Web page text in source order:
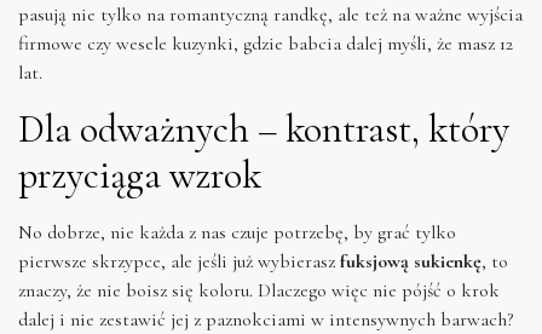
pasują nie tylko na romantyczną randkę, ale też na ważne wyjścia
firmowe czy wesele kuzynki, gdzie babcia dalej myśli, że masz 12
lat.
Dla odważnych – kontrast, który
przyciąga wzrok
No dobrze, nie każda z nas czuje potrzebę, by grać tylko
pierwsze skrzypce, ale jeśli już wybierasz fuksjową sukienkę, to
znaczy, że nie boisz się koloru. Dlaczego więc nie pójść o krok
dalej i nie zestawić jej z paznokciami w intensywnych barwach?